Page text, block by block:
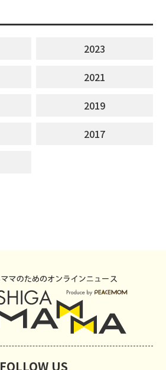
2023
2021
2019
2017
FOLLOW US